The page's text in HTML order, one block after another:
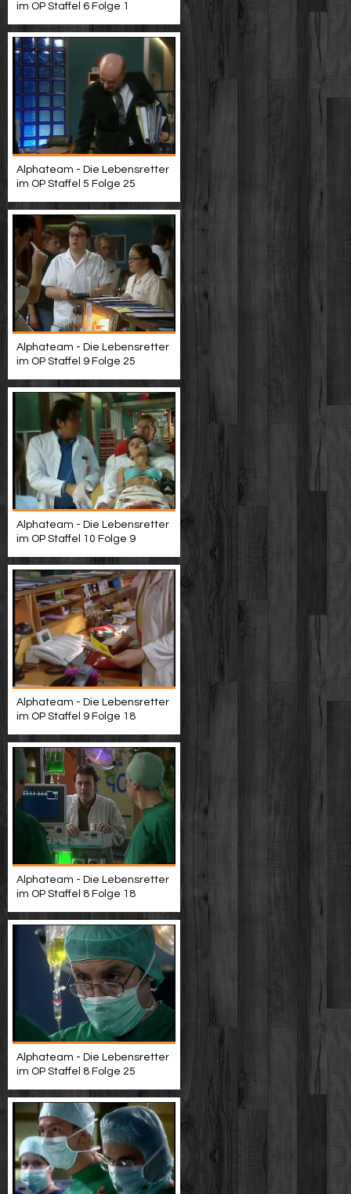
im OP Staffel 6 Folge 1
Alphateam - Die Lebensretter
im OP Staffel 5 Folge 25
Alphateam - Die Lebensretter
im OP Staffel 9 Folge 25
Alphateam - Die Lebensretter
im OP Staffel 10 Folge 9
Alphateam - Die Lebensretter
im OP Staffel 9 Folge 18
Alphateam - Die Lebensretter
im OP Staffel 8 Folge 18
Alphateam - Die Lebensretter
im OP Staffel 8 Folge 25